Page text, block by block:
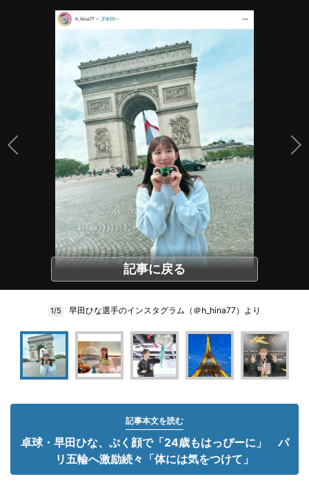
記事に戻る
1/5 早田ひな選手のインスタグラム（＠h_hina77）より
記事本文を読む
卓球・早田ひな、ぷく顔で「24歳もはっぴーに」 パ
リ五輪へ激励続々「体には気をつけて」